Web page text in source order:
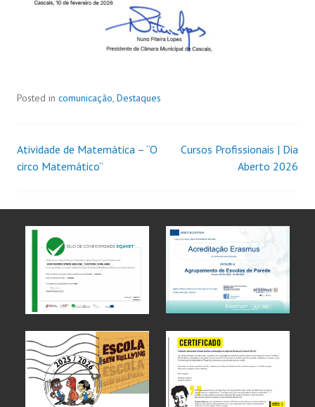
Posted in comunicação, Destaques
Atividade de Matemática – “O
circo Matemático”
Cursos Profissionais | Dia
Aberto 2026